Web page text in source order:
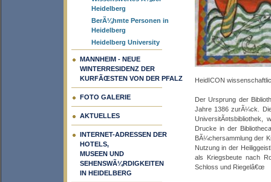
Heidelberg
BerÃ¼hmte Personen in
Heidelberg
Heidelberg University
MANNHEIM - NEUE
WINTERRESIDENZ DER
KURFÃŒSTEN VON DER PFALZ
FOTO GALERIE
AKTUELLES
INTERNET-ADRESSEN DER
HOTELS,
MUSEEN UND
SEHENSWÃ¼RDIGKEITEN
IN HEIDELBERG
HeidICON
Der Ursprung der
Jahre 1386 zurÃ¼ck.
UniversitÃ¤tsbibliothek,
Drucke in der
BÃ¼chersammlung der
Nutzung in der
als Kriegsbeute nach
Schloss und Riegelâ€œ